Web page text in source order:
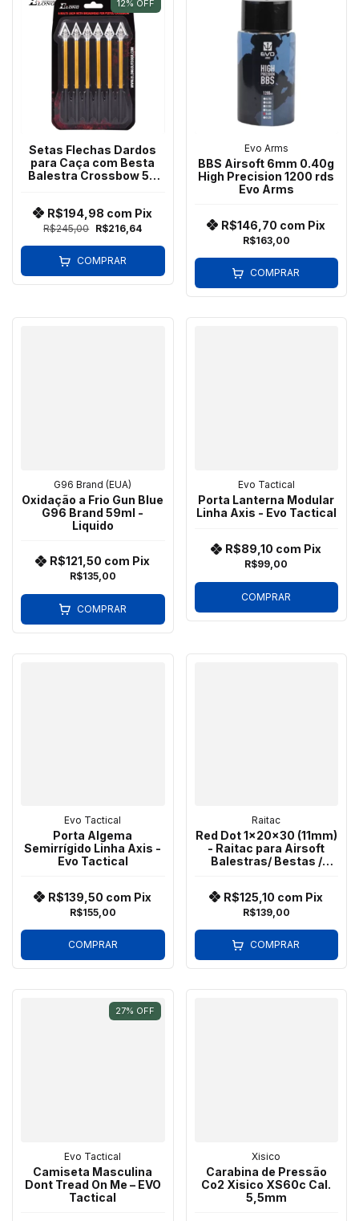
12% OFF
Setas Flechas Dardos
para Caça com Besta
Balestra Crossbow 50
R$245,00 R$216,64
R$194,98 com Pix
COMPRAR
Evo Arms
BBS Airsoft 6mm 0.40g
High Precision 1200 rds
Evo Arms
R$163,00
R$146,70 com Pix
COMPRAR
G96 Brand (EUA)
Oxidação a Frio Gun Blue
G96 Brand 59ml -
Liquido
R$135,00
R$121,50 com Pix
COMPRAR
Evo Tactical
Porta Lanterna Modular
Linha Axis - Evo Tactical
R$99,00
R$89,10 com Pix
COMPRAR
Evo Tactical
Porta Algema
Semirrígido Linha Axis -
Evo Tactical
R$155,00
R$139,50 com Pix
COMPRAR
Raitac
Red Dot 1x20x30 (11mm)
- Raitac para Airsoft
Balestras/ Bestas /
R$139,00
R$125,10 com Pix
COMPRAR
27% OFF
Evo Tactical
Camiseta Masculina
Dont Tread On Me – EVO
Tactical
Xisico
Carabina de Pressão
Co2 Xisico XS60c Cal.
5,5mm